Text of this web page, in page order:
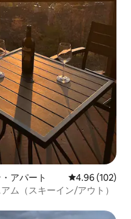
アパート レビュー102
4.96 (102)
ム（スキーイン/アウト）